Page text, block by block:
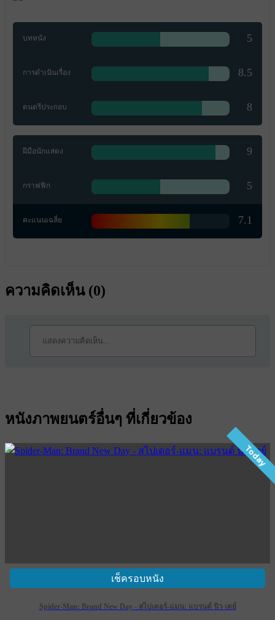
บทหนัง 5
การดำเนินเรื่อง 8.5
ดนตรีประกอบ 8
ฝีมือนักแสดง 9
กราฟฟิก 5
คะแนนเฉลี่ย 7.1
ความคิดเห็น (0)
หนังภาพยนตร์อื่นๆ ที่เกี่ยวข้อง
Today
เช็ครอบหนัง
Spider-Man: Brand New Day - สไปเดอร์-แมน: แบรนด์ นิว เดย์